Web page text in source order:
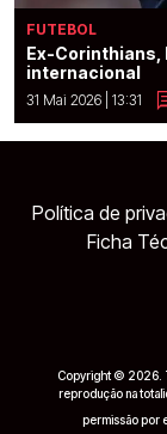
FUTEBOL
Ex-Corinthians,
internacional
31 Mai 2026 | 13:31
Política de
Ficha
Copyright © 2026.
reprodução na
permissão por